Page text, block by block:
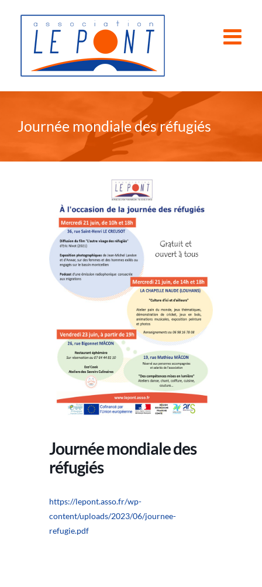
Journée mondiale des réfugiés
Journée mondiale des
réfugiés
https://lepont.asso.fr/wp-
content/uploads/2023/06/journee-
refugie.pdf